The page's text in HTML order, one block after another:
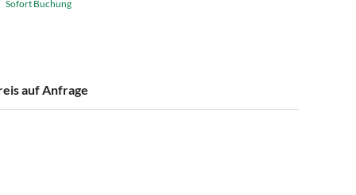
Sofort Buchung
auf Anfrage